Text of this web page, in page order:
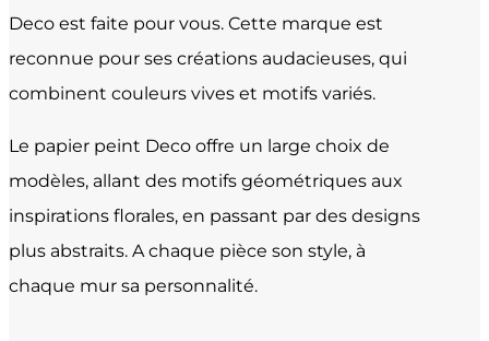
Deco est faite pour vous. Cette marque est
reconnue pour ses créations audacieuses, qui
combinent couleurs vives et motifs variés.
Le papier peint Deco offre un large choix de
modèles, allant des motifs géométriques aux
inspirations florales, en passant par des designs
plus abstraits. A chaque pièce son style, à
chaque mur sa personnalité.